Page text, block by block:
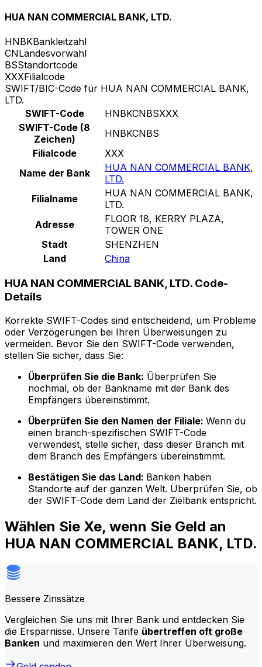
HUA NAN COMMERCIAL BANK, LTD.
HNBKBankleitzahl
CNLandesvorwahl
BSStandortcode
XXXFilialcode
SWIFT/BIC-Code für HUA NAN COMMERCIAL BANK,
LTD.
SWIFT-Code
HNBKCNBSXXX
SWIFT-Code (8
Zeichen)
HNBKCNBS
Filialcode
XXX
Name der Bank
HUA NAN COMMERCIAL BANK,
LTD.
Filialname
HUA NAN COMMERCIAL BANK,
LTD.
Adresse
FLOOR 18, KERRY PLAZA,
TOWER ONE
Stadt
SHENZHEN
Land
China
HUA NAN COMMERCIAL BANK, LTD. Code-
Details
Korrekte SWIFT-Codes sind entscheidend, um Probleme
oder Verzögerungen bei Ihren Überweisungen zu
vermeiden. Bevor Sie den SWIFT-Code verwenden,
stellen Sie sicher, dass Sie:
Überprüfen Sie die Bank: Überprüfen Sie
nochmal, ob der Bankname mit der Bank des
Empfängers übereinstimmt.
Überprüfen Sie den Namen der Filiale: Wenn du
einen branch-spezifischen SWIFT-Code
verwendest, stelle sicher, dass dieser Branch mit
dem Branch des Empfängers übereinstimmt.
Bestätigen Sie das Land: Banken haben
Standorte auf der ganzen Welt. Überprüfen Sie, ob
der SWIFT-Code dem Land der Zielbank entspricht.
Wählen Sie Xe, wenn Sie Geld an
HUA NAN COMMERCIAL BANK, LTD.
Bessere Zinssätze
Vergleichen Sie uns mit Ihrer Bank und entdecken Sie
die Ersparnisse. Unsere Tarife übertreffen oft große
Banken und maximieren den Wert Ihrer Überweisung.